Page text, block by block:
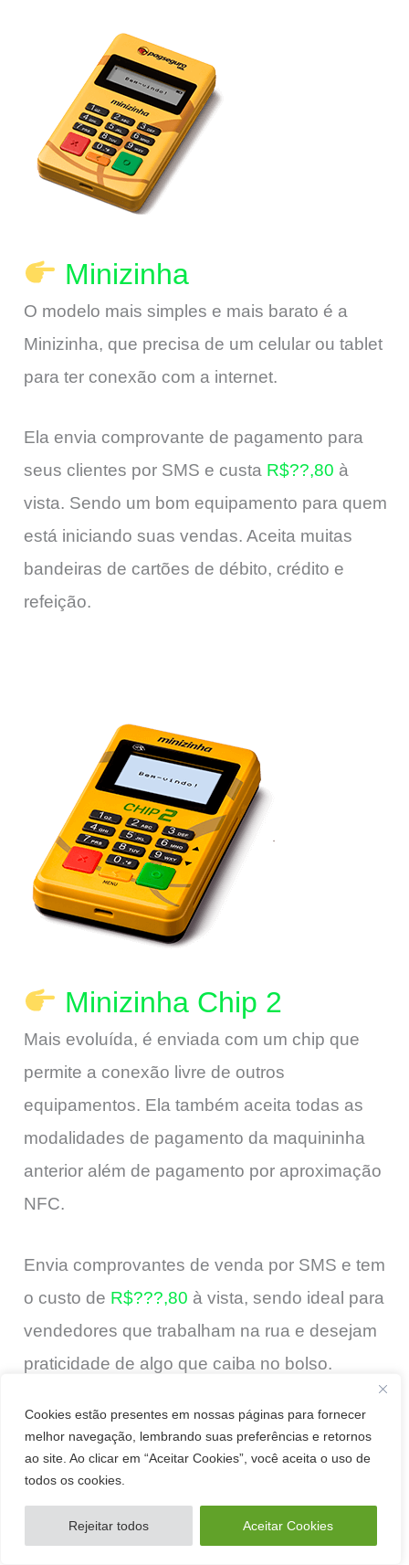
Cookies estão presentes em nossas páginas para fornecer
melhor navegação, lembrando suas preferências e retornos
ao site. Ao clicar em “Aceitar Cookies”, você aceita o uso de
todos os cookies.
Rejeitar todos Aceitar Cookies
Minizinha
O modelo mais simples e mais barato é a
Minizinha, que precisa de um celular ou tablet
para ter conexão com a internet.
Ela envia comprovante de pagamento para
seus clientes por SMS e custa R$??,80 à
vista. Sendo um bom equipamento para quem
está iniciando suas vendas. Aceita muitas
bandeiras de cartões de débito, crédito e
refeição.
Minizinha Chip 2
Mais evoluída, é enviada com um chip que
permite a conexão livre de outros
equipamentos. Ela também aceita todas as
modalidades de pagamento da maquininha
anterior além de pagamento por aproximação
NFC.
Envia comprovantes de venda por SMS e tem
o custo de R$???,80 à vista, sendo ideal para
vendedores que trabalham na rua e desejam
praticidade de algo que caiba no bolso.